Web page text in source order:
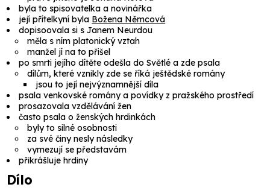
byla to spisovatelka a novinářka
její přítelkyní byla Božena Němcová
dopisoovala si s Janem Neurdou
měla s ním platonický vztah
manžel jí na to přišel
po smrti jejího dítěte odešla do Světlé a zde psala
dílům, které vznikly zde se říká ještědské romány
jsou to její nejvýznamnější díla
psala venkovské romány a povídky z pražského prostředí
prosazovala vzdělávání žen
často psala o ženských hrdinkách
byly to silné osobnosti
za své činy nesly následky
vymezují se představám
přikrášluje hrdiny
Dílo